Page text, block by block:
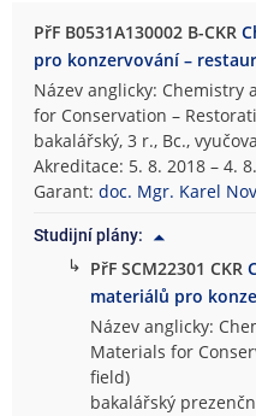
PřF B0531A130002 B-CKR
pro konzervování –
Název anglicky: Chemistry
for Conservation –
bakalářský, 3 r., Bc.,
Akreditace: 5. 8. 2018 – 4.
Garant:doc. Mgr. Karel
Studijní plány:
↳ PřF SCM22301 CKR
materiálů pro
Název anglicky:
Materials for
field)
bakalářský